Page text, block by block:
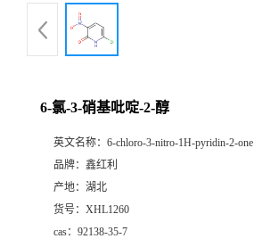
6-氯-3-硝基吡啶-2-醇
英文名称： 6-chloro-3-nitro-1H-pyridin-2-one
品牌： 鑫红利
产地： 湖北
货号： XHL1260
cas： 92138-35-7